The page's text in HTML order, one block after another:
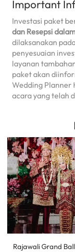
Important
Investasi paket
dan Resepsi
dilaksanakan
penyesuaian
layanan
paket akan
Wedding Planner
acara yang telah
Rajawali Grand